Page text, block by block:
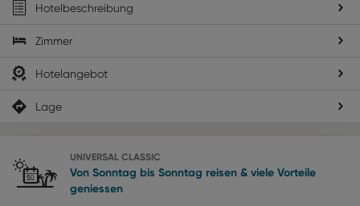
Hotelbeschreibung
Zimmer
Hotelangebot
Lage
UNIVERSAL CLASSIC
Von Sonntag bis Sonntag reisen & viele Vorteile
geniessen